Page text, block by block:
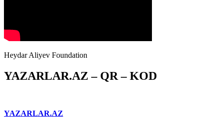
Heydar Aliyev Foundation
YAZARLAR.AZ – QR – KOD
YAZARLAR.AZ